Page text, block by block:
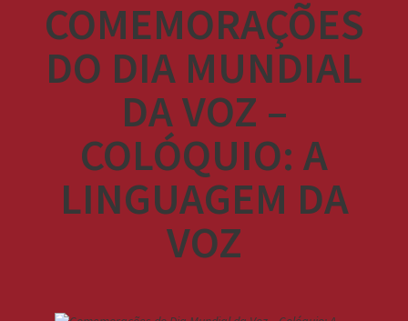
COMEMORAÇÕES
DO DIA MUNDIAL
DA VOZ –
COLÓQUIO: A
LINGUAGEM DA
VOZ